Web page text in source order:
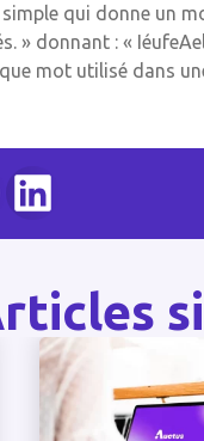
qui donne un
» donnant : «
mot utilisé dans